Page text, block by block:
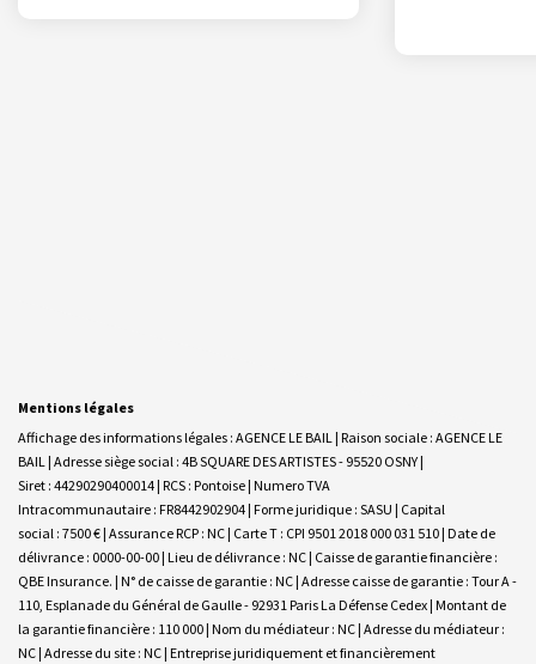
Mentions légales
Affichage des informations légales : AGENCE LE BAIL | Raison sociale : AGENCE LE
BAIL | Adresse siège social : 4B SQUARE DES ARTISTES - 95520 OSNY |
Siret : 44290290400014 | RCS : Pontoise | Numero TVA
Intracommunautaire : FR8442902904 | Forme juridique : SASU | Capital
social : 7500 € | Assurance RCP : NC | Carte T : CPI 9501 2018 000 031 510 | Date de
délivrance : 0000-00-00 | Lieu de délivrance : NC | Caisse de garantie financière :
QBE Insurance. | N° de caisse de garantie : NC | Adresse caisse de garantie : Tour A -
110, Esplanade du Général de Gaulle - 92931 Paris La Défense Cedex | Montant de
la garantie financière : 110 000 | Nom du médiateur : NC | Adresse du médiateur :
NC | Adresse du site : NC | Entreprise juridiquement et financièrement